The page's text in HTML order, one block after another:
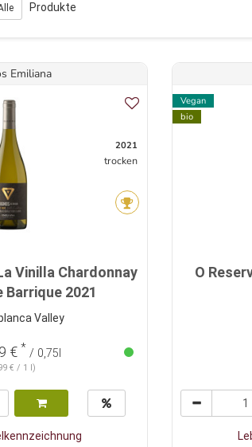
Produkte
Emiliana
2021
trocken
Vinilla Chardonnay
Barrique 2021
Valley
€ * / 0,75l
€ / 1 l)
Vegan
bio
O